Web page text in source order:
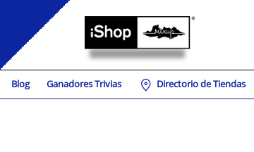
Blog Ganadores Trivias Directorio de Tiendas